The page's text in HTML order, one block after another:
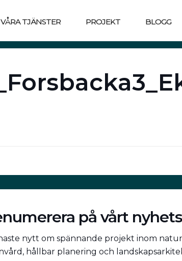
VÅRA TJÄNSTER PROJEKT BLOGG
på vårt
nytt om spännande projekt inom
hållbar planering och